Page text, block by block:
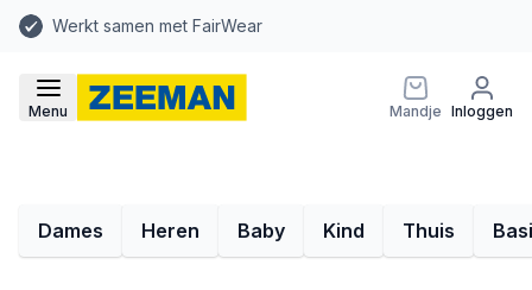
Werkt samen met FairWear
Menu Mandje Inloggen
Dames Heren Baby Kind Thuis